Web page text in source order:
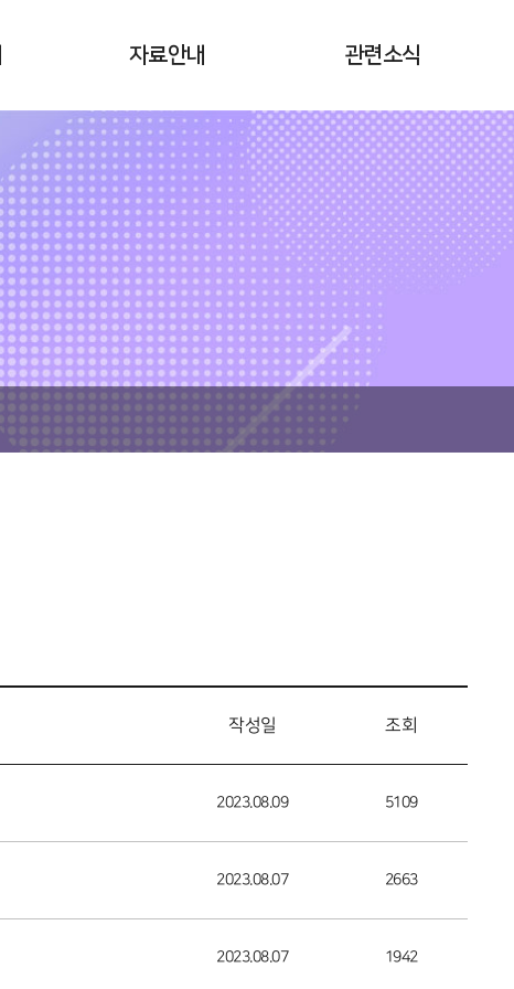
자료안내
교육자료
가이드라인
논문자료
협력업체
신청서
관련소식
옴퇴치 관련 소식
작성일 조회
2023.08.09 5109
2023.08.07 2663
2023.08.07 1942